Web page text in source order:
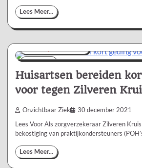
Lees Meer...
1 min 0
Nieuws/Informatie
Huisartsen bereiden
voor tegen Zilveren
Onzichtbaar Ziek 30 december 2021
Lees Voor Als zorgverzekeraar Zilveren
bekostiging van praktijkondersteuners
Lees Meer...